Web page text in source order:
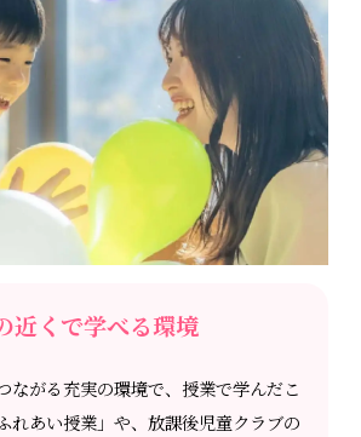
近くで学べる環境
ながる充実の環境で、授業で学んだこ
れあい授業」や、放課後児童クラブの